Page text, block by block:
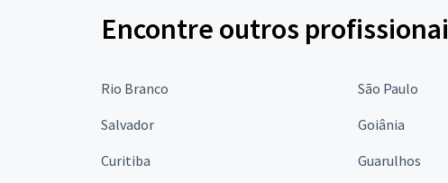
Encontre outros
Rio Branco São Paulo
Salvador
Goiânia
Curitiba
Guarulhos